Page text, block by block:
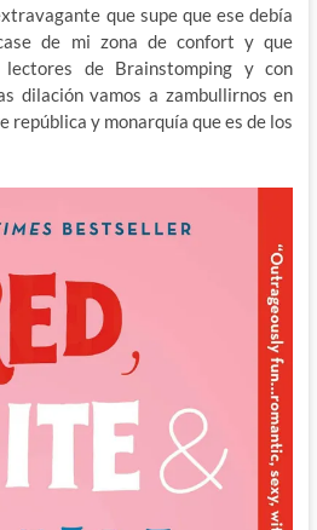
que supe que ese debía
de mi zona de confort y que
de Brainstomping y con
dilación vamos a zambullirnos en
república y monarquía que es de los